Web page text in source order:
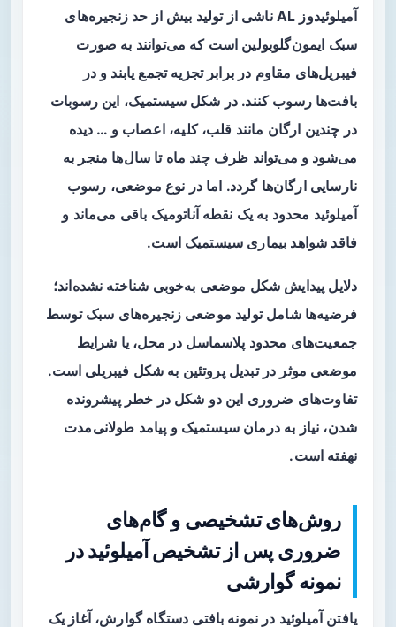
آمیلوئیدوز AL ناشی از تولید بیش از حد زنجیره‌های
سبک ایمون‌گلوبولین است که می‌توانند به صورت
فیبریل‌های مقاوم در برابر تجزیه تجمع یابند و در
بافت‌ها رسوب کنند. در شکلسیستمیک، این رسوبات
در چندین ارگان مانند قلب، کلیه، اعصاب و … دیده
می‌شود و می‌تواند ظرف چند ماه تا سال‌ها منجر به
نارسایی ارگان‌ها گردد. اما در نوع موضعی، رسوب
آمیلوئید محدود به یک نقطه آناتومیک باقی می‌ماند و
فاقد شواهد بیماری سیستمیک است.
دلایل پیدایش شکل موضعی به‌خوبی شناخته نشده‌اند؛
فرضیه‌ها شامل تولید موضعی زنجیره‌های سبک توسط
جمعیت‌های محدود پلاسماسل در محل، یا شرایط
موضعی موثر در تبدیل پروتئین به شکل فیبریلی است.
تفاوت‌های ضروری این دو شکل در خطر پیشرونده
شدن، نیاز به درمان سیستمیک و پیامد طولانی‌مدت
نهفته است.
روش‌های تشخیصی و گام‌های
ضروری پس از تشخیص آمیلوئید در
نمونه گوارشی
یافتن آمیلوئید در نمونه بافتی دستگاه گوارش، آغاز یک